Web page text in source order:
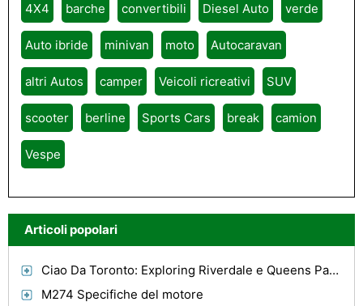
4X4 barche convertibili Diesel Auto verde
Auto ibride minivan moto Autocaravan
altri Autos camper Veicoli ricreativi SUV
scooter berline Sports Cars break camion
Vespe
Articoli popolari
Ciao Da Toronto: Exploring Riverdale e Queens Park In bicicletta
M274 Specifiche del motore